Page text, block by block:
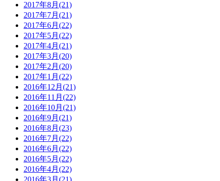
2017年8月(21)
2017年7月(21)
2017年6月(22)
2017年5月(22)
2017年4月(21)
2017年3月(20)
2017年2月(20)
2017年1月(22)
2016年12月(21)
2016年11月(22)
2016年10月(21)
2016年9月(21)
2016年8月(23)
2016年7月(22)
2016年6月(22)
2016年5月(22)
2016年4月(22)